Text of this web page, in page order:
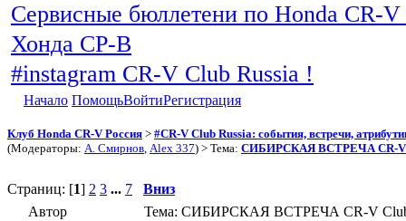
Сервисные бюллетени по Honda CR-
Хонда СР-В
#instagram CR-V Club Russia !
Начало ПомощьВойтиРегистрация
Клуб Honda CR-V Россия > #CR-V Club Russia: события, встречи,
(Модераторы: А. Смирнов Alex 337) > Тема: СИБИРСКАЯ ВСТРЕЧА CR-V
Страниц: [1] 2 3 ... 7
Вниз
Автор
Тема: СИБИРСКАЯ ВСТРЕЧА CR-V Club